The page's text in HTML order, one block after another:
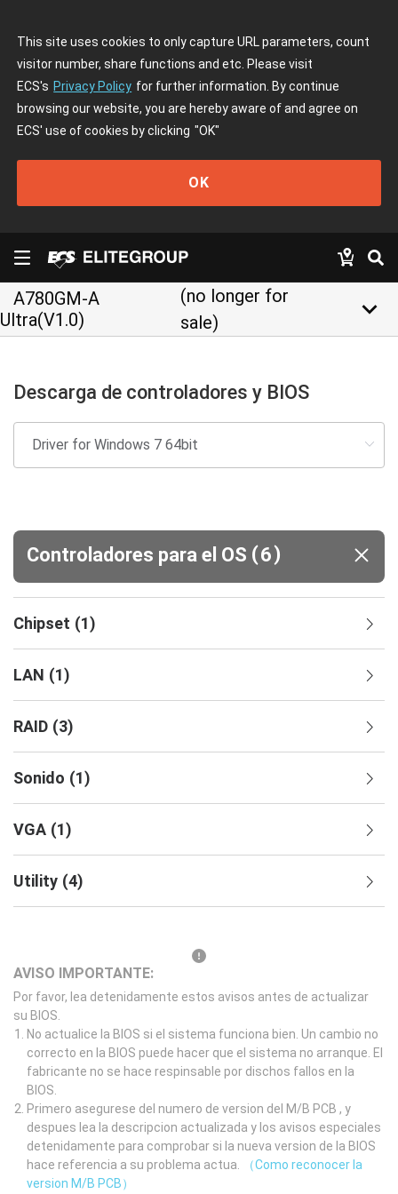
This site uses cookies to only capture URL parameters, count
visitor number, share functions and etc. Please visit
ECS's Privacy Policy for further information. By continue
browsing our website, you are hereby aware of and agree on
ECS' use of cookies by clicking "OK"
OK
A780GM-A
Ultra(V1.0)
(no longer for
sale)
keyboard_arrow_down
Descarga de controladores y BIOS
Controladores para el OS (6)
Chipset (1)
LAN (1)
RAID (3)
Sonido (1)
VGA (1)
Utility (4)
AVISO IMPORTANTE:
Por favor, lea detenidamente estos avisos antes de actualizar
su BIOS.
No actualice la BIOS si el sistema funciona bien. Un cambio no
correcto en la BIOS puede hacer que el sistema no arranque. El
fabricante no se hace respinsable por dischos fallos en la
BIOS.
Primero asegurese del numero de version del M/B PCB , y
despues lea la descripcion actualizada y los avisos especiales
detenidamente para comprobar si la nueva version de la BIOS
hace referencia a su problema actua.
（Como reconocer la
version M/B PCB）